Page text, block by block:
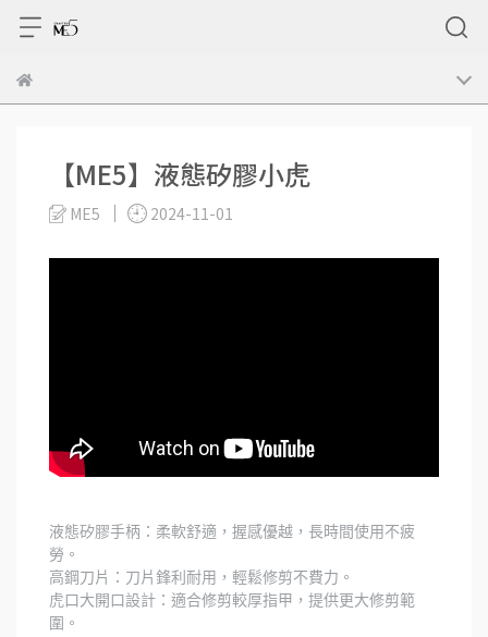
【ME5】液態矽膠小虎
ME5 2024-11-01
液態矽膠手柄：柔軟舒適，握感優越，長時間使用不疲
勞。
高鋼刀片：刀片鋒利耐用，輕鬆修剪不費力。
虎口大開口設計：適合修剪較厚指甲，提供更大修剪範
圍。